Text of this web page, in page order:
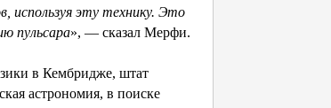
эту технику. Это
пульсара», — сказал Мерфи.
в Кембридже, штат
астрономия, в поиске